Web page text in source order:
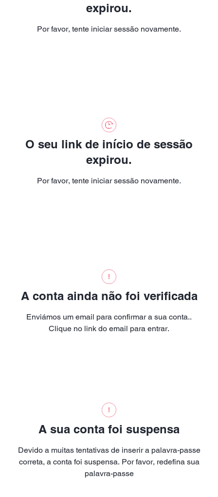
expirou.
Por favor, tente iniciar sessão novamente.
O seu link de início de sessão
expirou.
Por favor, tente iniciar sessão novamente.
A conta ainda não foi verificada
Enviámos um email para confirmar a sua conta..
Clique no link do email para entrar.
A sua conta foi suspensa
Devido a muitas tentativas de inserir a palavra-passe
correta, a conta foi suspensa. Por favor, redefina sua
palavra-passe